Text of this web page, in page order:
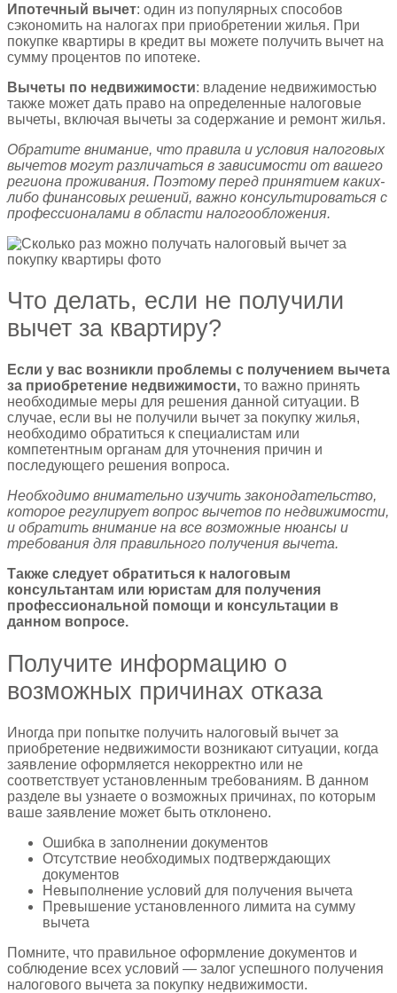
Ипотечный вычет: один из популярных способов
сэкономить на налогах при приобретении жилья. При
покупке квартиры в кредит вы можете получить вычет на
сумму процентов по ипотеке.
Вычеты по недвижимости: владение недвижимостью
также может дать право на определенные налоговые
вычеты, включая вычеты за содержание и ремонт жилья.
Обратите внимание, что правила и условия налоговых
вычетов могут различаться в зависимости от вашего
региона проживания. Поэтому перед принятием каких-
либо финансовых решений, важно консультироваться с
профессионалами в области налогообложения.
Что делать, если не получили
вычет за квартиру?
Если у вас возникли проблемы с получением вычета
за приобретение недвижимости, то важно принять
необходимые меры для решения данной ситуации. В
случае, если вы не получили вычет за покупку жилья,
необходимо обратиться к специалистам или
компетентным органам для уточнения причин и
последующего решения вопроса.
Необходимо внимательно изучить законодательство,
которое регулирует вопрос вычетов по недвижимости,
и обратить внимание на все возможные нюансы и
требования для правильного получения вычета.
Также следует обратиться к налоговым
консультантам или юристам для получения
профессиональной помощи и консультации в
данном вопросе.
Получите информацию о
возможных причинах отказа
Иногда при попытке получить налоговый вычет за
приобретение недвижимости возникают ситуации, когда
заявление оформляется некорректно или не
соответствует установленным требованиям. В данном
разделе вы узнаете о возможных причинах, по которым
ваше заявление может быть отклонено.
Ошибка в заполнении документов
Отсутствие необходимых подтверждающих
документов
Невыполнение условий для получения вычета
Превышение установленного лимита на сумму
вычета
Помните, что правильное оформление документов и
соблюдение всех условий — залог успешного получения
налогового вычета за покупку недвижимости.